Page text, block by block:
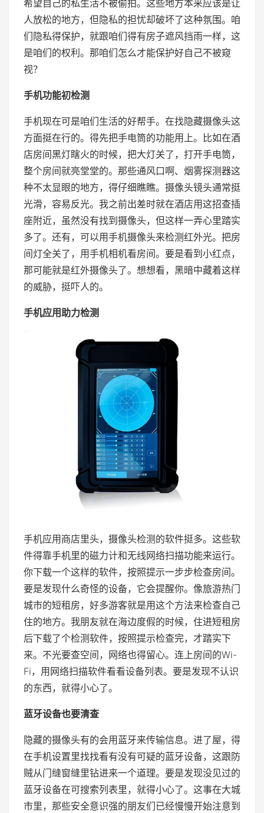
希望自己的私生活不被偷拍。这些地方本来应该是让
人放松的地方，但隐私的担忧却破坏了这种氛围。咱
们隐私得保护，就跟咱们得有房子遮风挡雨一样，这
是咱们的权利。那咱们怎么才能保护好自己不被窥
视？
手机功能初检测
手机现在可是咱们生活的好帮手。在找隐藏摄像头这
方面挺在行的。得先把手电筒的功能用上。比如在酒
店房间黑灯瞎火的时候，把大灯关了，打开手电筒，
整个房间就亮堂堂的。那些通风口啊、烟雾探测器这
种不太显眼的地方，得仔细瞧瞧。摄像头镜头通常挺
光滑，容易反光。我之前出差时就在酒店用这招查插
座附近，虽然没有找到摄像头，但这样一弄心里踏实
多了。还有，可以用手机摄像头来检测红外光。把房
间灯全关了，用手机相机看房间。要是看到小红点，
那可能就是红外摄像头了。想想看，黑暗中藏着这样
的威胁，挺吓人的。
手机应用助力检测
手机应用商店里头，摄像头检测的软件挺多。这些软
件得靠手机里的磁力计和无线网络扫描功能来运行。
你下载一个这样的软件，按照提示一步步检查房间。
要是发现什么奇怪的设备，它会提醒你。像旅游热门
城市的短租房，好多游客就是用这个方法来检查自己
住的地方。我朋友就在海边度假的时候，住进短租房
后下载了个检测软件，按照提示检查完，才踏实下
来。不光要查空间，网络也得留心。连上房间的Wi-
Fi，用网络扫描软件看看设备列表。要是发现不认识
的东西，就得小心了。
蓝牙设备也要清查
隐藏的摄像头有的会用蓝牙来传输信息。进了屋，得
在手机设置里找找看有没有可疑的蓝牙设备，这跟防
贼从门缝窗缝里钻进来一个道理。要是发现没见过的
蓝牙设备在可搜索列表里，就得小心了。这事在大城
市里，那些安全意识强的朋友们已经慢慢开始注意到